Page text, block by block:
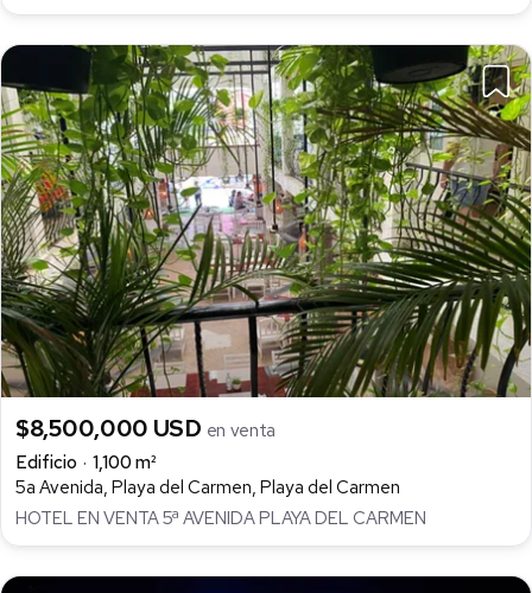
$8,500,000 USD en venta
Edificio
1,100 m²
5a Avenida, Playa del Carmen, Playa del Carmen
HOTEL EN VENTA 5ª AVENIDA PLAYA DEL CARMEN